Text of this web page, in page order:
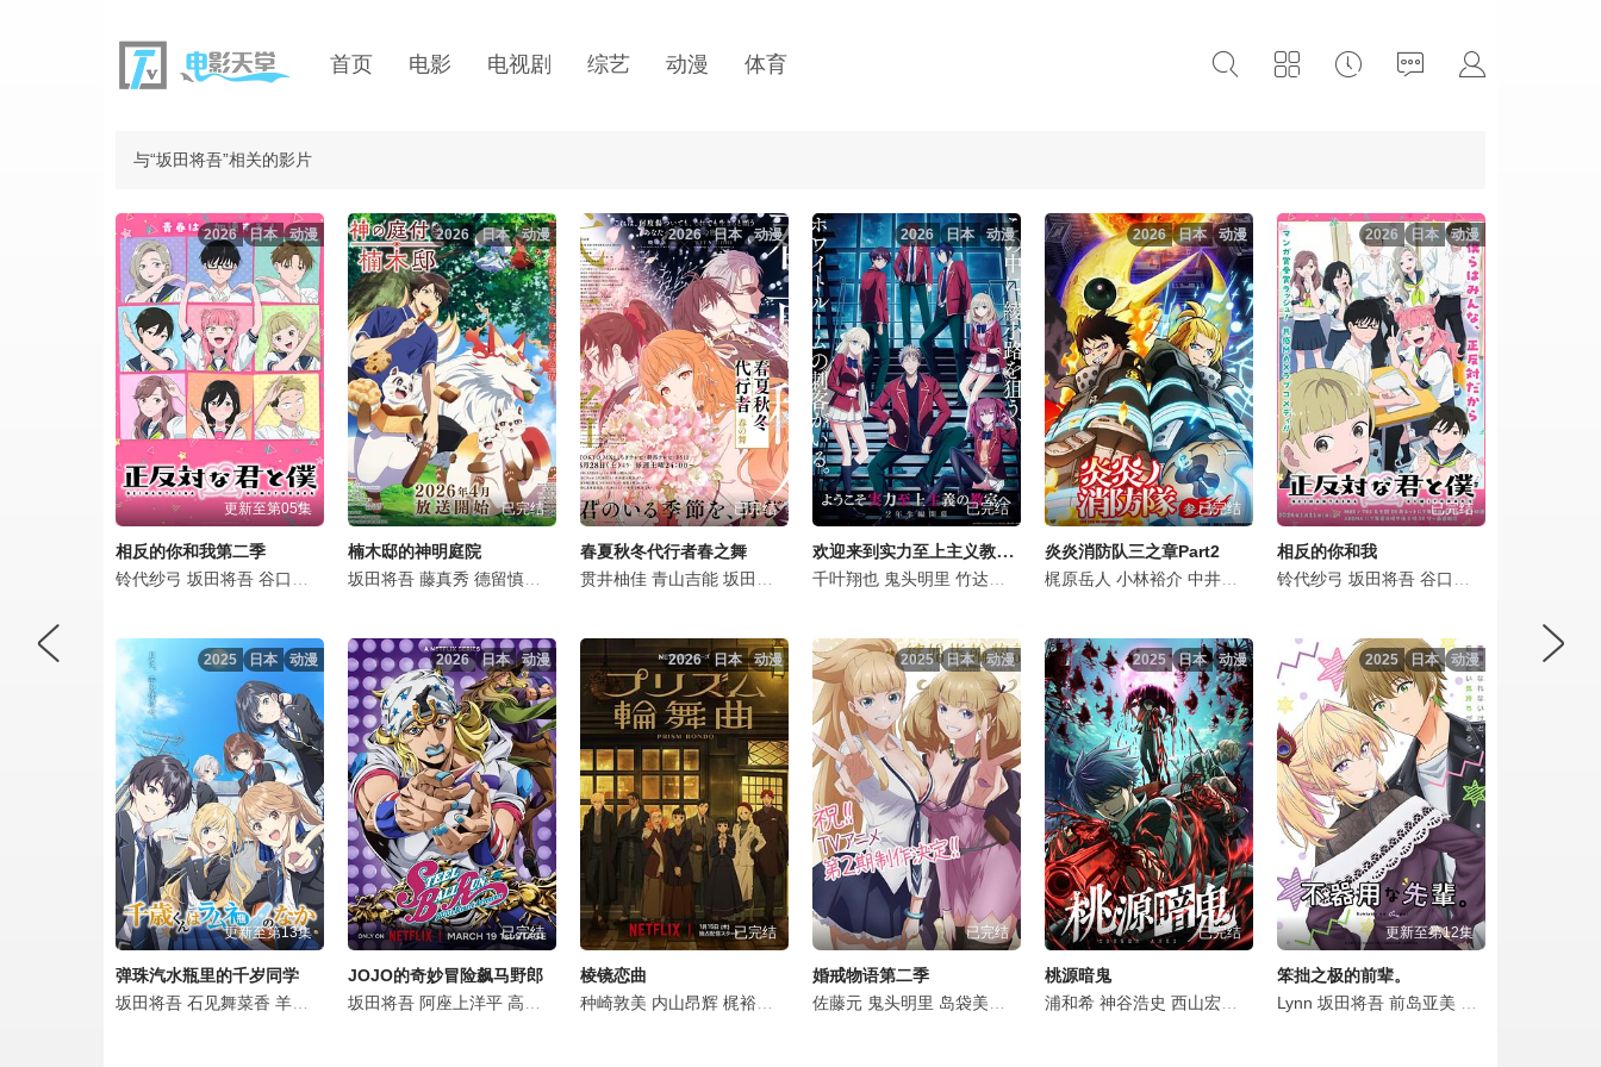
首页 电影 电视剧 综艺 动漫 体育
与“坂田将吾”相关的影片
动漫
日本
2026
更新至第05集
相反的你和我第二季
铃代纱弓 坂田将吾 谷口梦奈 平林瑚夏 岩田安吉 岛袋美由利 加藤涉 大森心 楠木灯
动漫
日本
2026
已完结
楠木邸的神明庭院
坂田将吾 藤真秀 德留慎乃佑 寿美菜子 小市真琴 中岛良树 小林大纪 大川透 游佐浩二 速水奖 高桥广树 梅原裕一郎
动漫
日本
2026
已完结
春夏秋冬代行者春之舞
贯井柚佳 青山吉能 坂田将吾 日野聪 上坂堇 马场兰子 泽田姬 八代拓
动漫
日本
2026
已完结
欢迎来到实力至上主义教室第四季
千叶翔也 鬼头明里 竹达彩奈 久保由利香 水中雅章 东山奈央 日高里菜 佐藤未奈子 江头宏哉
动漫
日本
2026
已完结
炎炎消防队三之章Part2
梶原岳人 小林裕介 中井和哉 铃村健一 上条沙惠子 市道真央
动漫
日本
2026
已完结
相反的你和我
铃代纱弓 坂田将吾 谷口梦奈
动漫
日本
2025
更新至第13集
弹珠汽水瓶里的千岁同学
坂田将吾 石见舞菜香 羊宫妃那 长谷川育美 大久保瑠美 安济知佳 阿座上洋平 宮﨑雅也
动漫
日本
2026
已完结
JOJO的奇妙冒险飙马野郎
坂田将吾 阿座上洋平 高桥李依 三宅健太 石川界人 水中雅章 松田健一郎
动漫
日本
2026
已完结
棱镜恋曲
种崎敦美 内山昂辉 梶裕贵 潘惠美 坂田将吾 阿座上洋平 鬼头明里 大塚芳忠 甲斐田裕子 诹访部顺一
动漫
日本
2025
已完结
婚戒物语第二季
佐藤元 鬼头明里 岛袋美由利 上田瞳 加隈亚衣 小松未可子 坂田将吾 千叶繁
动漫
日本
2025
已完结
桃源暗鬼
浦和希 神谷浩史 西山宏太朗 石见舞菜香 坂田将吾 花江夏树
动漫
日本
2025
更新至第12集
笨拙之极的前辈。
Lynn 坂田将吾 前岛亚美